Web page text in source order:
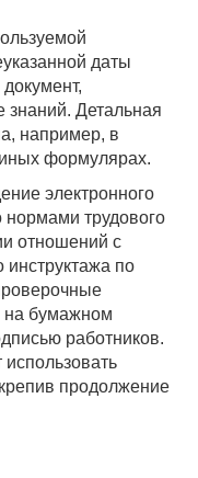
даты
Детальная
например, в
формулярах.
электронного
нормами трудового
отношений с
по
на бумажном
работников.
продолжение